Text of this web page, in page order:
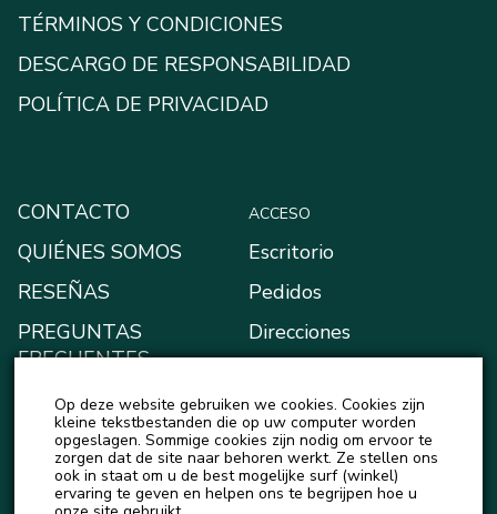
TÉRMINOS Y CONDICIONES
DESCARGO DE RESPONSABILIDAD
POLÍTICA DE PRIVACIDAD
CONTACTO
QUIÉNES SOMOS
RESEÑAS
PREGUNTAS
FRECUENTES
BLOG
NOTICIAS
ACCESO
Escritorio
Pedidos
Direcciones
Mi monedero
Detalles de la cuenta
Salir
Op deze website gebruiken we cookies. Cookies zijn
kleine tekstbestanden die op uw computer worden
opgeslagen. Sommige cookies zijn nodig om ervoor te
zorgen dat de site naar behoren werkt. Ze stellen ons
ook in staat om u de best mogelijke surf (winkel)
ervaring te geven en helpen ons te begrijpen hoe u